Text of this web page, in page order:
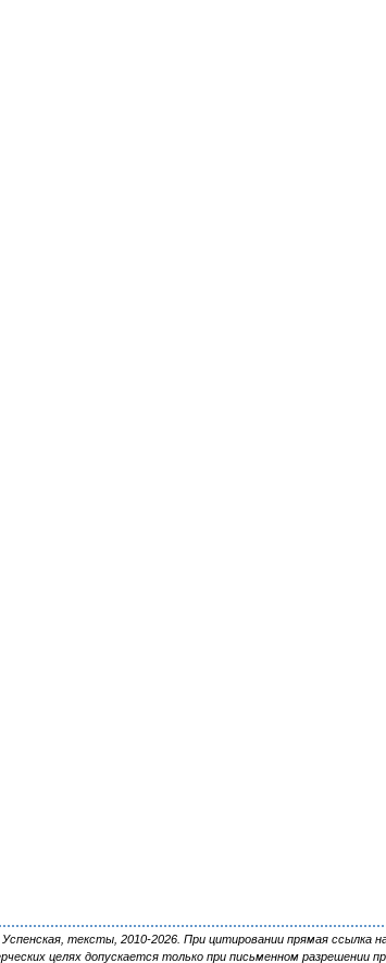
тексты, 2010-2026. При цитировании прямая ссылка
целях допускается только при письменном разрешении